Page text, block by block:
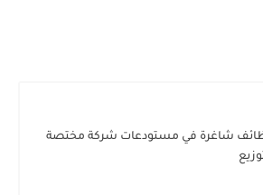
شاغرة في مستودعات شركة مختصة